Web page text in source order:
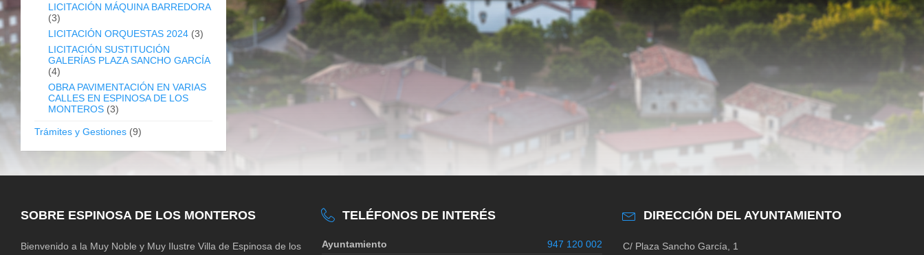
LICITACIÓN MÁQUINA BARREDORA
(3)
LICITACIÓN ORQUESTAS 2024 (3)
LICITACIÓN SUSTITUCIÓN
GALERÍAS PLAZA SANCHO GARCÍA
(4)
OBRA PAVIMENTACIÓN EN VARIAS
CALLES EN ESPINOSA DE LOS
MONTEROS (3)
Trámites y Gestiones (9)
SOBRE ESPINOSA DE LOS MONTEROS
Bienvenido a la Muy Noble y Muy Ilustre Villa de Espinosa de los
TELÉFONOS DE INTERÉS
Ayuntamiento 947 120 002
DIRECCIÓN DEL AYUNTAMIENTO
C/ Plaza Sancho García, 1